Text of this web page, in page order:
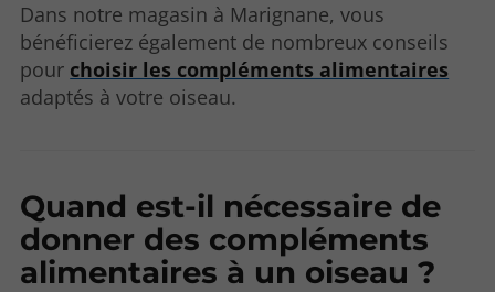
Dans notre magasin à Marignane, vous
bénéficierez également de nombreux conseils
pour choisir les compléments alimentaires
adaptés à votre oiseau.
Quand est-il nécessaire de
donner des compléments
alimentaires à un oiseau ?